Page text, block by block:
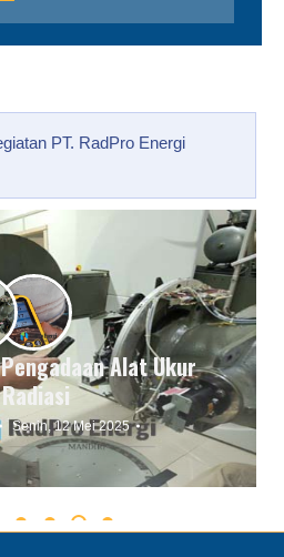
PT. RadPro Energi
Sumber atau
dan Kontainer
Senin, 12 Mei 2025